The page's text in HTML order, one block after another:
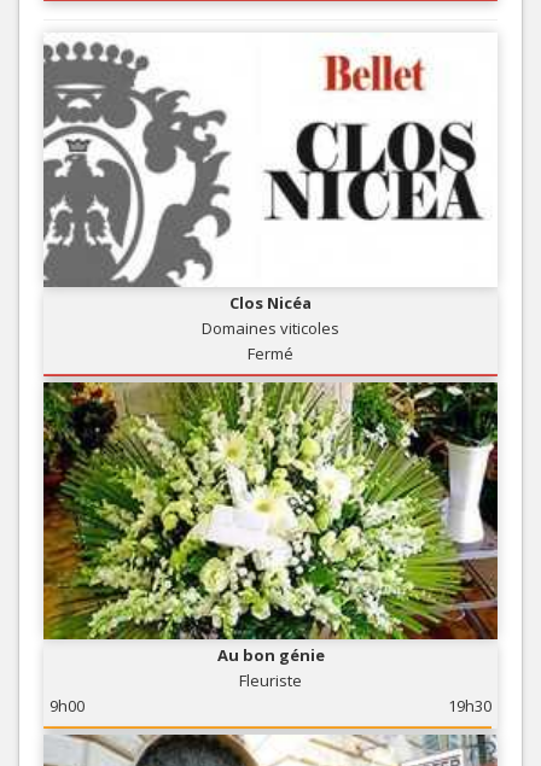
Clos Nicéa
Domaines viticoles
Fermé
Au bon génie
Fleuriste
9h00
19h30